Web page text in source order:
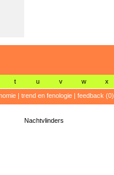
t u v w x
| trend en fenologie| feedback (0)
Nachtvlinders